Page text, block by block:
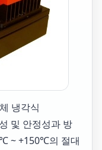
냉각식
및 안정성과 방
~ +150℃의 절대